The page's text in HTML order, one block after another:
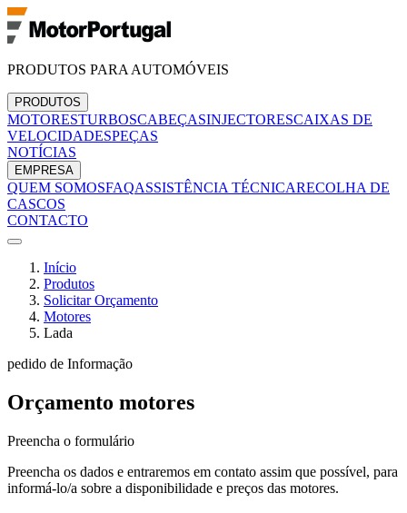
PRODUTOS PARA AUTOMÓVEIS
PRODUTOS
MOTORESTURBOSCABEÇASINJECTORESCAIXAS DE
VELOCIDADESPEÇAS
NOTÍCIAS
EMPRESA
QUEM SOMOSFAQASSISTÊNCIA TÉCNICARECOLHA DE
CASCOS
CONTACTO
Início
Produtos
Solicitar Orçamento
Motores
Lada
pedido de Informação
Orçamento motores
Preencha o formulário
Preencha os dados e entraremos em contato assim que possível, para
informá-lo/a sobre a disponibilidade e preços das motores.